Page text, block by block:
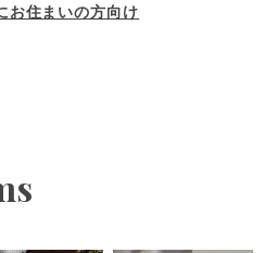
お住まいの方向け